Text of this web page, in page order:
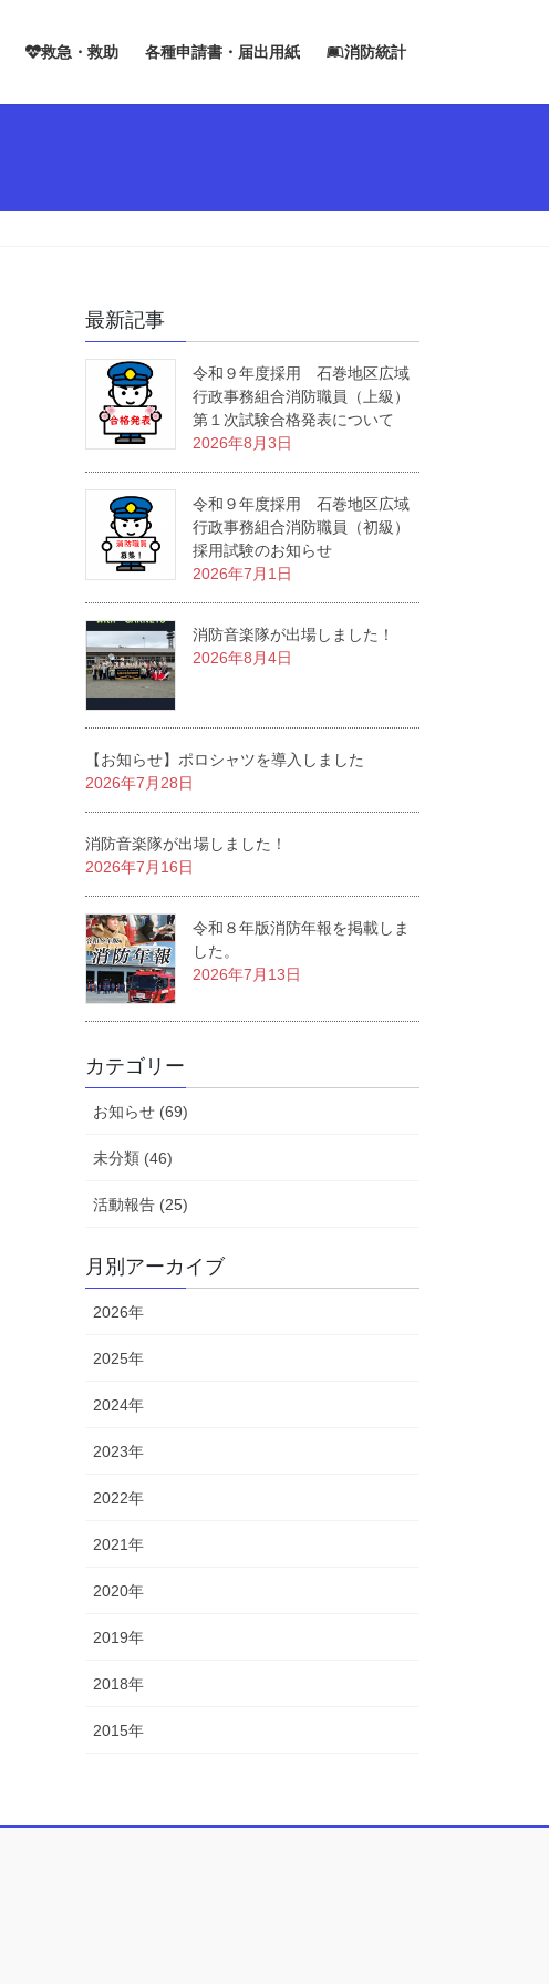
救急・救助 各種申請書・届出用紙 消防統計
最新記事
令和９年度採用 石巻地区広域
行政事務組合消防職員（上級）
第１次試験合格発表について
2026年8月3日
令和９年度採用 石巻地区広域
行政事務組合消防職員（初級）
採用試験のお知らせ
2026年7月1日
消防音楽隊が出場しました！
2026年8月4日
【お知らせ】ポロシャツを導入しました
2026年7月28日
消防音楽隊が出場しました！
2026年7月16日
令和８年版消防年報を掲載しま
した。
2026年7月13日
カテゴリー
お知らせ (69)
未分類 (46)
活動報告 (25)
月別アーカイブ
2026年
2025年
2024年
2023年
2022年
2021年
2020年
2019年
2018年
2015年